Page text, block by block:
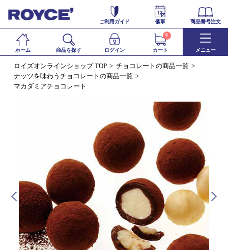
ご利用ガイド 催事 商品番号注文
ホーム 商品を探す ログイン カート
0
メニュー
ロイズオンラインショップ TOP
チョコレートの商品一覧
ナッツを味わうチョコレートの商品一覧
マカダミアチョコレート